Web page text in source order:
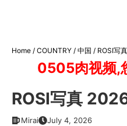
Home / COUNTRY / 中国 / ROSI写
0505肉视频,
ROSI写真
Mirai July 4, 2026